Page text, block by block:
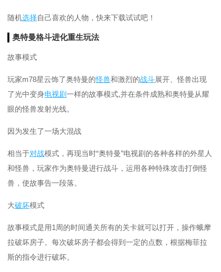
随机选择自己喜欢的人物，快来下载试试吧！
奥特曼格斗进化重生玩法
故事模式
玩家m78星云饰了奥特曼的怪兽和激烈的战斗展开、怪兽出现
了光中变身电视剧一样的故事模式,并在条件成熟和奥特曼从耀
眼的怪兽发射光线。
因为发生了一场大混战
相当于对战模式，再现当时“奥特曼”电视剧的各种各样的外星人
和怪兽，玩家作为奥特曼进行战斗，运用各种特殊攻击打倒怪
兽，使故事告一段落。
大破坏模式
故事模式是用1周的时间通关所有的关卡就可以打开，操作蛾摩
拉破坏房子。每次破坏房子都会得到一定的点数，根据梅菲拉
斯的指令进行破坏。